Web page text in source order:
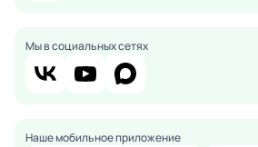
Мы в социальных сетях
Наше мобильное приложение